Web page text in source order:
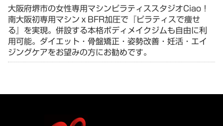
大阪府堺市の女性専用マシンピラティススタジオCiao！
南大阪初専用マシンｘBFR加圧で『ピラティスで痩せ
る』を実現。併設する本格ボディメイクジムも自由に利
用可能。ダイエット・骨盤矯正・姿勢改善・妊活・エイ
ジングケアをお望みの方にお勧めです。